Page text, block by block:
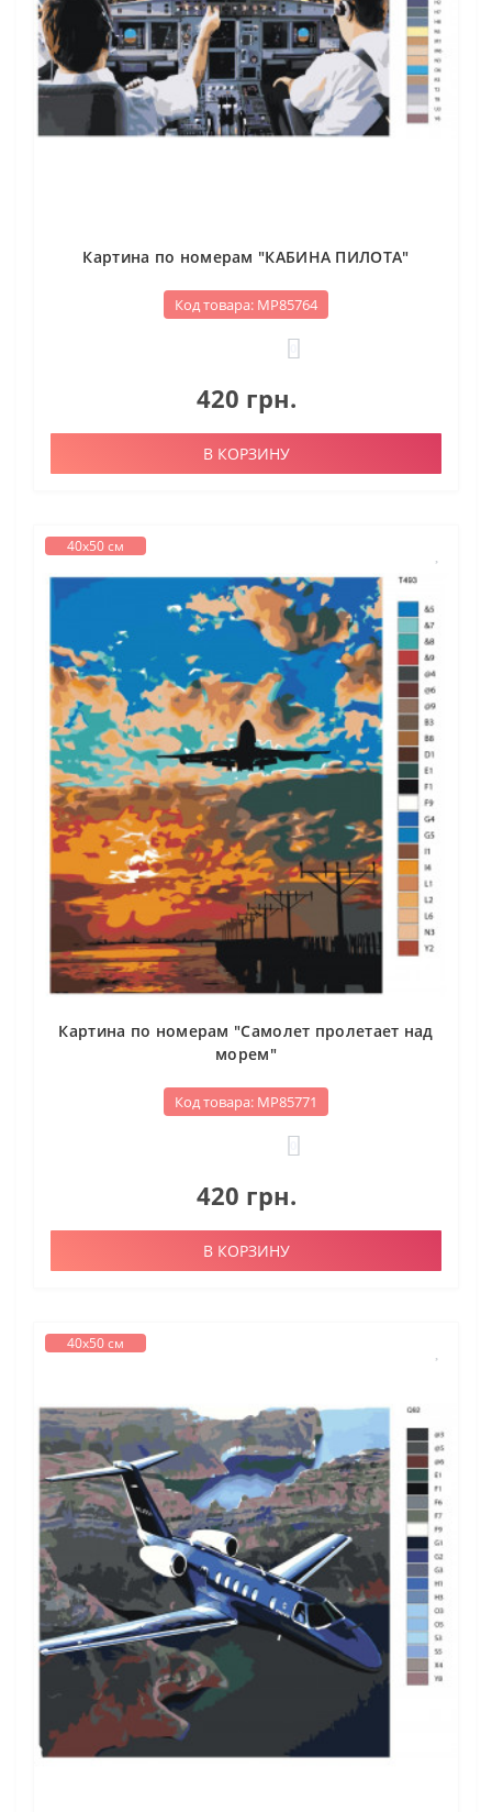
Картина по номерам "КАБИНА ПИЛОТА"
Код товара: МР85764
420 грн.
В КОРЗИНУ
40х50 см
Картина по номерам "Самолет пролетает над
морем"
Код товара: МР85771
420 грн.
В КОРЗИНУ
40х50 см